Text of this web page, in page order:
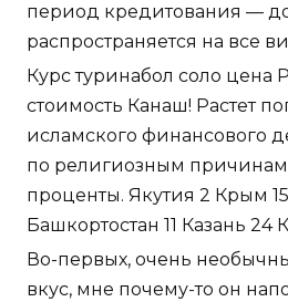
период кредитования —
распространяется на все
Курс туринабол соло цена
стоимость Канаш! Растет
исламского финансового
по религиозным причинам
проценты. Якутия 2 Крым
Башкортостан 11 Казань 24
Во-первых, очень
вкус, мне почему-то он